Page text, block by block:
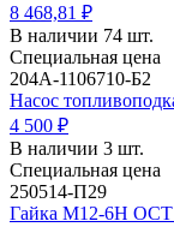
8 468,81 ₽
В наличии 74 шт.
Специальная цена
204А-1106710-Б2
Насос
4 500 ₽
В наличии 3 шт.
Специальная цена
250514-П29
Гайка М12-6Н ОСТ